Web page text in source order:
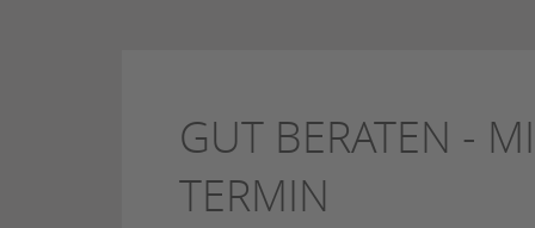
GUT BERATEN -
TERMIN